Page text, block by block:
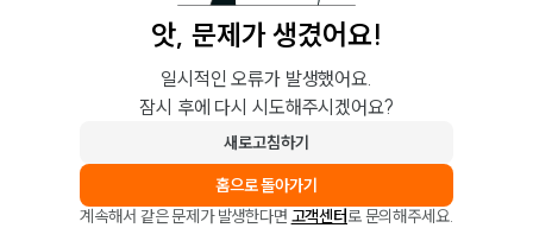
앗, 문제가 생겼어요!
일시적인 오류가 발생했어요.
잠시 후에 다시 시도해주시겠어요?
새로고침하기
홈으로 돌아가기
계속해서 같은 문제가 발생한다면 고객센터로 문의해주세요.